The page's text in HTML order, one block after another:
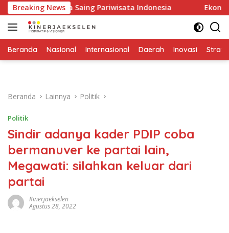
Langsung
ke
konten
Breaking News
Daya Saing Pariwisata Indonesia Ekonomi
Beranda Nasional Internasional Daerah Inovasi
Beranda Lainnya Politik
Politik
Sindir adanya kader PDIP coba
bermanuver ke partai lain,
Megawati: silahkan keluar dari
partai
Kinerjaekselen
Agustus 28, 2022